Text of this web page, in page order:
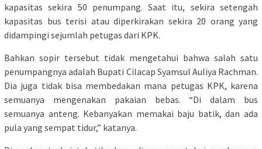
kapasitas sekira 50 penumpang. Saat itu, sekira setengah
kapasitas bus terisi atau diperkirakan sekira 20 orang yang
didampingi sejumlah petugas dari KPK.
Bahkan sopir tersebut tidak mengetahui bahwa salah satu
penumpangnya adalah Bupati Cilacap Syamsul Auliya Rachman.
Dia juga tidak bisa membedakan mana petugas KPK, karena
semuanya mengenakan pakaian bebas. “Di dalam bus
semuanya anteng. Kebanyakan memakai baju batik, dan ada
pula yang sempat tidur,” katanya.